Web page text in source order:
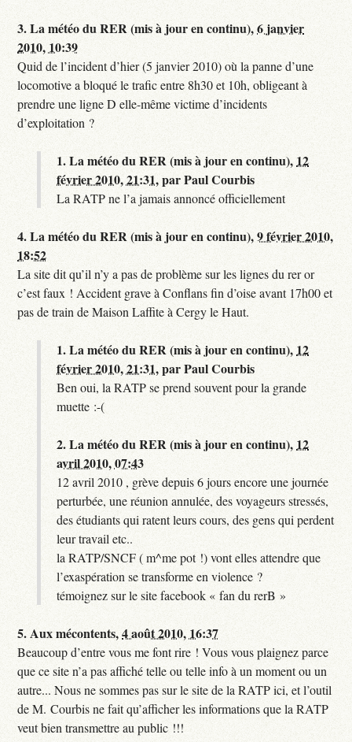
3.La météo du RER (mis à jour en continu),6 janvier
2010, 10:39
Quid de l’incident d’hier (5 janvier 2010) où la panne d’une
locomotive a bloqué le trafic entre 8h30 et 10h, obligeant à
prendre une ligne D elle-même victime d’incidents
d’exploitation ?
1.La météo du RER (mis à jour en continu), 12
février 2010, 21:31,parPaul Courbis
La RATP ne l’a jamais annoncé officiellement
4.La météo du RER (mis à jour en continu),9 février 2010,
18:52
La site dit qu’il n’y a pas de problème sur les lignes du rer or
c’est faux ! Accident grave à Conflans fin d’oise avant 17h00 et
pas de train de Maison Laffite à Cergy le Haut.
1.La météo du RER (mis à jour en continu), 12
février 2010, 21:31,parPaul Courbis
Ben oui, la RATP se prend souvent pour la grande
muette :-(
2.La météo du RER (mis à jour en continu), 12
avril 2010, 07:43
12 avril 2010 , grève depuis 6 jours encore une journée
perturbée, une réunion annulée, des voyageurs stressés,
des étudiants qui ratent leurs cours, des gens qui perdent
leur travail etc..
la RATP/SNCF ( m^me pot !) vont elles attendre que
l’exaspération se transforme en violence ?
témoignez sur le site facebook « fan du rerB »
5.Aux mécontents,4 août 2010, 16:37
Beaucoup d’entre vous me font rire ! Vous vous plaignez parce
que ce site n’a pas affiché telle ou telle info à un moment ou un
autre... Nous ne sommes pas sur le site de la RATP ici, et l’outil
de M. Courbis ne fait qu’afficher les informations que la RATP
veut bien transmettre au public !!!